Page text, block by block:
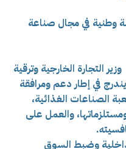
مشاركة 41 مؤسسة وطنية في مجال صناعة
التجارة الخارجية وترقية
في إطار دعم ومرافقة
الصناعات الغذائية،
والعمل على
وضبط السوق